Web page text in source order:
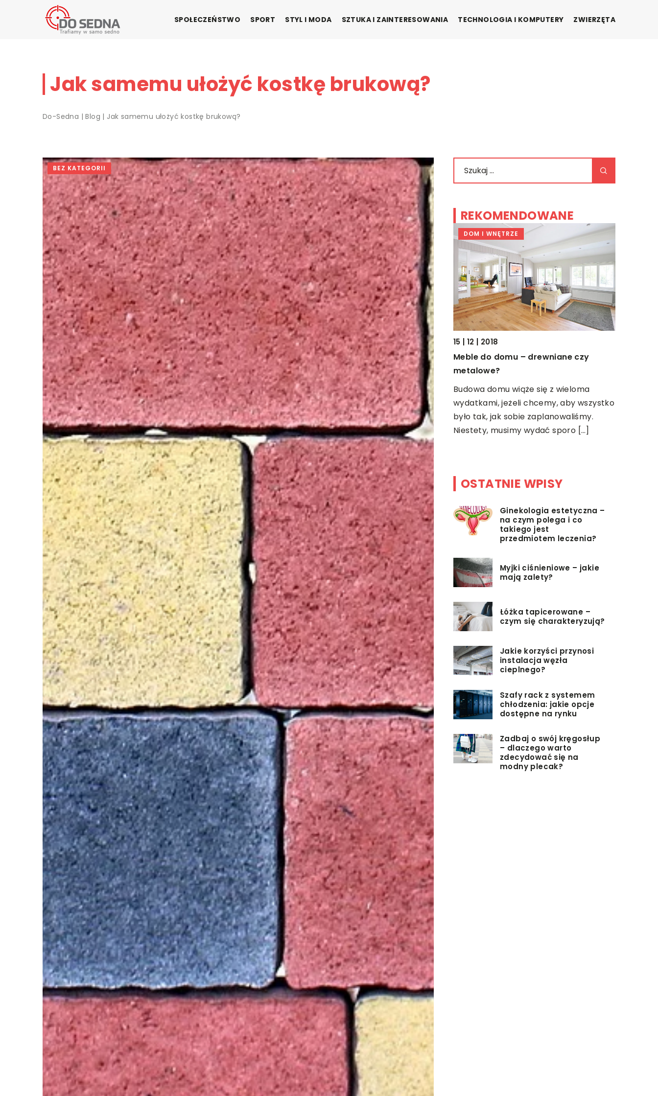
SPOŁECZEŃSTWO SPORT STYL I MODA SZTUKA I ZAINTERESOWANIA TECHNOLOGIA I KOMPUTERY ZWIERZĘTA
Jak samemu ułożyć kostkę brukową?
Do-Sedna |Blog | Jak samemu ułożyć kostkę brukową?
BEZ KATEGORII
REKOMENDOWANE
BIZNES & RYNEK & FINANSE
06 | 03 | 2021
Kiedy warto skorzystać z usług
windykacyjnych?
Prowadząc firmę, ale też będąc osobą
fizyczną, często podejmuje się
współpracę z różnymi partnerami
biznesowymi czy kontrahentami. W
wyniku różnych […]
TRENDY I ŻYCIE
20 | 04 | 2022
Spośród jakich typów biustonoszy,
wybrać odpowiedni model do
naszych oczekiwań?
Biustonosze to jedna z tych rzeczy,
które nosimy przez cały czas, ale z wielu
powodów ich zakup nie zawsze jest […]
DOM I WNĘTRZE
15 | 12 | 2018
Meble do domu – drewniane czy
metalowe?
Budowa domu wiąże się z wieloma
wydatkami, jeżeli chcemy, aby wszystko
było tak, jak sobie zaplanowaliśmy.
Niestety, musimy wydać sporo […]
OSTATNIE WPISY
Ginekologia estetyczna –
na czym polega i co
takiego jest
przedmiotem leczenia?
Myjki ciśnieniowe – jakie
mają zalety?
Łóżka tapicerowane –
czym się charakteryzują?
Jakie korzyści przynosi
instalacja węzła
cieplnego?
Szafy rack z systemem
chłodzenia: jakie opcje
dostępne na rynku
Zadbaj o swój kręgosłup
– dlaczego warto
zdecydować się na
modny plecak?